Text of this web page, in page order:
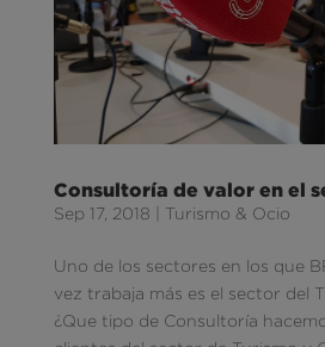
Consultoría de valor en el
Sep 17, 2018 Turismo & Ocio
Uno de los sectores en los que
vez trabaja más es el sector del
¿Que tipo de Consultoría